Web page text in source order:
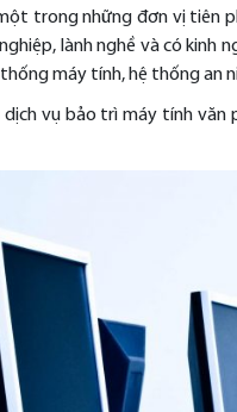
trong những đơn vị tiên
lành nghề và có
máy tính, hệ thống an
vụ bảo trì máy tính